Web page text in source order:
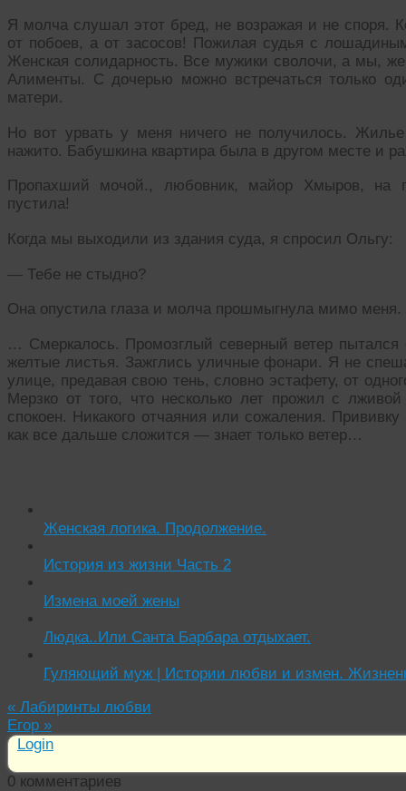
Я молча слушал этот бред, не возражая и не споря.
от побоев, а от засосов! Пожилая судья с
Женская солидарность. Все мужики сволочи, а мы,
Алименты. С дочерью можно встречаться только
матери.
Но вот урвать у меня ничего не получилось.
нажито. Бабушкина квартира была в другом месте и
Пропахший мочой., любовник, майор Хмыров, на
пустила!
Когда мы выходили из здания суда, я спросил Ольгу:
— Тебе не стыдно?
Она опустила глаза и молча прошмыгнула мимо меня.
… Смеркалось. Промозглый северный ветер пытался
желтые листья. Зажглись уличные фонари. Я не
улице, предавая свою тень, словно эстафету, от
Мерзко от того, что несколько лет прожил с
спокоен. Никакого отчаяния или сожаления.
как все дальше сложится — знает только ветер…
Женская логика. Продолжение.
История из жизни Часть 2
Измена моей жены
Людка..Или Санта Барбара отдыхает.
Гуляющий муж | Истории любви и измен.
« Лабиринты любви
Егор »
Login
0 комментариев